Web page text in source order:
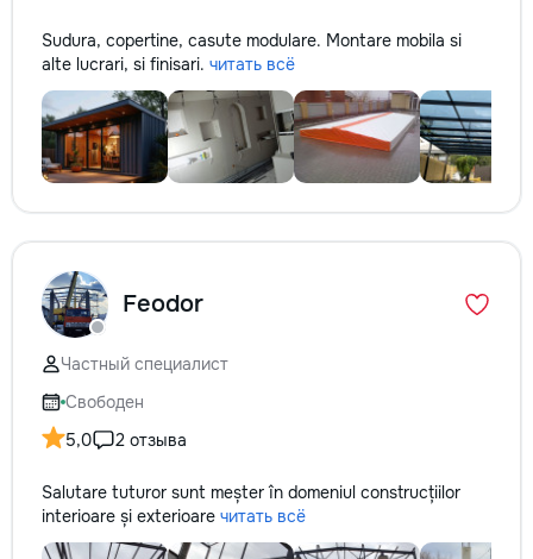
Sudura, copertine, casute modulare. Montare mobila si
alte lucrari, si finisari. читать всё
Feodor
Частный специалист
Свободен
5,0
2 отзыва
Salutare tuturor sunt meșter în domeniul construcțiilor
interioare și exterioare читать всё